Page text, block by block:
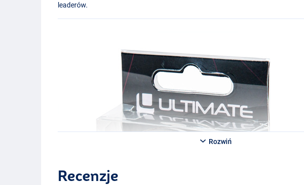
leaderów.
Rozwiń
Recenzje